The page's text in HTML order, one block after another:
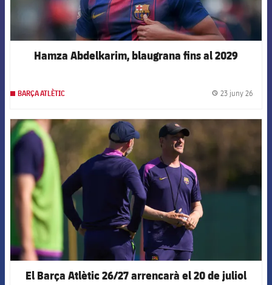
Hamza Abdelkarim, blaugrana fins al 2029
BARÇA ATLÈTIC 23 juny 26
FCB Barcelona badge
El Barça Atlètic 26/27 arrencarà el 20 de juliol